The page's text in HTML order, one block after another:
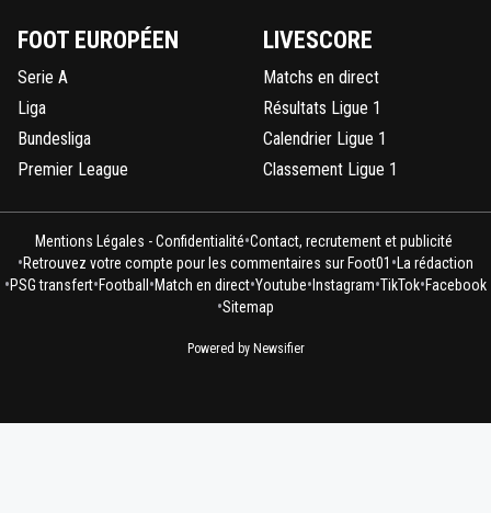
FOOT EUROPÉEN
Serie A
Liga
Bundesliga
Premier League
LIVESCORE
Matchs en direct
Résultats Ligue 1
Calendrier Ligue 1
Classement Ligue 1
Mentions Légales - Confidentialité•Contact, recrutement et publicité
•Retrouvez votre compte pour les commentaires sur Foot01 • La rédaction
•PSG transfert•Football •Match en direct•Youtube• Instagram•TikTok•Facebook
•Sitemap
Powered by Newsifier